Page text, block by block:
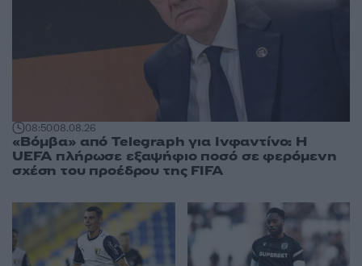
08:5008.08.26
«Βόμβα» από Telegraph για Ινφαντίνο: Η
UEFA πλήρωσε εξαψήφιο ποσό σε φερόμενη
σχέση του προέδρου της FIFA